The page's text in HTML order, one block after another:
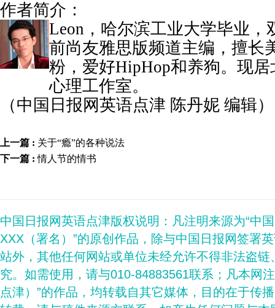
作者简介：
Leon，哈尔滨工业大学毕业，
前尚友雅思版频道主编，擅长
粉，爱好HipHop和养狗。现
心理工作室。
（中国日报网英语点津 陈丹妮 编辑）
上一篇 : 关于“瘾”的各种说法
下一篇 :情人节的情书
中国日报网英语点津版权说明：凡注明来源为“中
XXX（署名）”的原创作品，除与中国日报网签署
站外，其他任何网站或单位未经允许不得非法盗
究。如需使用，请与010-84883561联系；凡本网
点津）”的作品，均转载自其它媒体，目的在于传